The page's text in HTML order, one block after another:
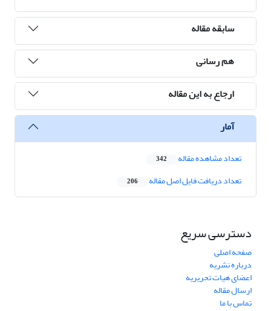
سابقه مقاله
هم رسانی
ارجاع به این مقاله
آمار
تعداد مشاهده مقاله 342
تعداد دریافت فایل اصل مقاله 206
دسترسی سریع
صفحه اصلی
درباره نشریه
اعضای هیات تحریریه
ارسال مقاله
تماس با ما